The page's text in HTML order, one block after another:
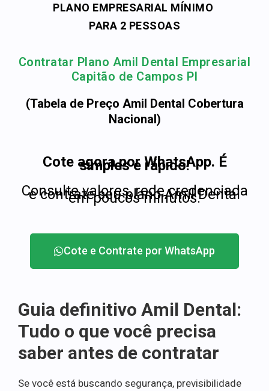
PLANO EMPRESARIAL MÍNIMO
PARA 2 PESSOAS
Contratar Plano Amil Dental Empresarial
Capitão de Campos PI
(Tabela de Preço Amil Dental Cobertura
Nacional)
Cote agora por WhatsApp. É
simples e rápido!
Consulte valores, rede credenciada
e contrate seu plano Amil Dental
em poucos minutos.
Cote e Contrate por WhatsApp
Guia definitivo Amil Dental:
Tudo o que você precisa
saber antes de contratar
Se você está buscando segurança, previsibilidade